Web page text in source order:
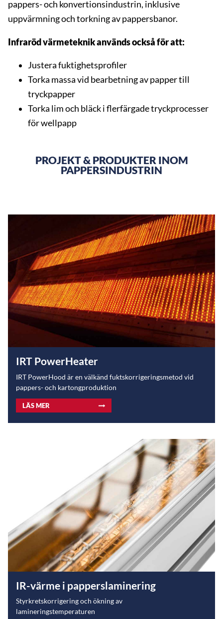
pappers- och konvertionsindustrin, inklusive
uppvärmning och torkning av pappersbanor.
Infraröd värmeteknik används också för att:
Justera fuktighetsprofiler
Torka massa vid bearbetning av papper till
tryckpapper
Torka lim och bläck i flerfärgade tryckprocesser
för wellpapp
PROJEKT & PRODUKTER INOM
PAPPERSINDUSTRIN
IRT PowerHeater
IRT PowerHood är en välkänd fuktskorrigeringsmetod vid
pappers- och kartongproduktion
LÄS MER
IR-värme i papperslaminering
Styrkretskorrigering och ökning av
lamineringstemperaturen